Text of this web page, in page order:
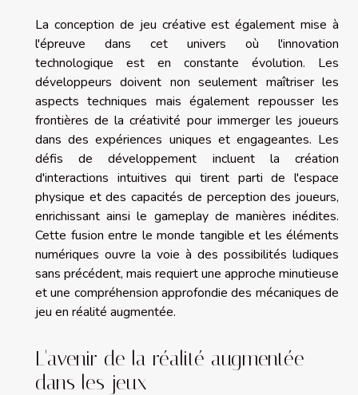
La conception de jeu créative est également mise à
l'épreuve dans cet univers où l'innovation
technologique est en constante évolution. Les
développeurs doivent non seulement maîtriser les
aspects techniques mais également repousser les
frontières de la créativité pour immerger les joueurs
dans des expériences uniques et engageantes. Les
défis de développement incluent la création
d'interactions intuitives qui tirent parti de l'espace
physique et des capacités de perception des joueurs,
enrichissant ainsi le gameplay de manières inédites.
Cette fusion entre le monde tangible et les éléments
numériques ouvre la voie à des possibilités ludiques
sans précédent, mais requiert une approche minutieuse
et une compréhension approfondie des mécaniques de
jeu en réalité augmentée.
L'avenir de la réalité augmentée
dans les jeux